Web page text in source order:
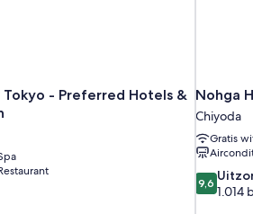
Tokyo - Preferred Hotels & Nohga
Chiyoda
Gratis
9.6
van
9,6
1.014